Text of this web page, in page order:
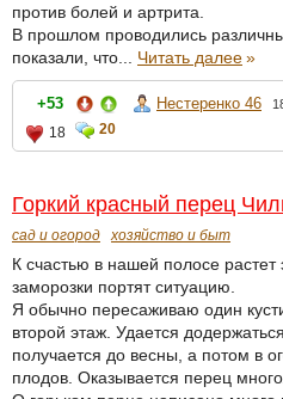
против болей и артрита.
В прошлом проводились
показали, что... Читать далее»
+53 Нестеренко 46
18
20
Горкий красный перец
сад и огород хозяйство и быт
К счастью в нашей полосе растет
заморозки портят ситуацию.
Я обычно пересаживаю один
второй этаж. Удается
получается до весны, а потом в
плодов. Оказывается перец